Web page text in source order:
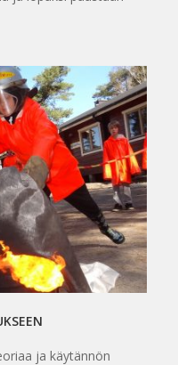
ja käytännön